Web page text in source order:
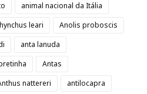
animal nacional da Itália
leari
Anolis proboscis
anta lanuda
Antas
nattereri
antilocapra